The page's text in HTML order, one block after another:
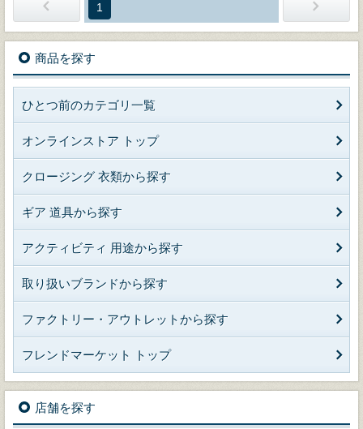
1
商品を探す
ひとつ前のカテゴリ一覧
オンラインストア トップ
クロージング 衣類から探す
ギア 道具から探す
アクティビティ 用途から探す
取り扱いブランドから探す
ファクトリー・アウトレットから探す
フレンドマーケット トップ
店舗を探す